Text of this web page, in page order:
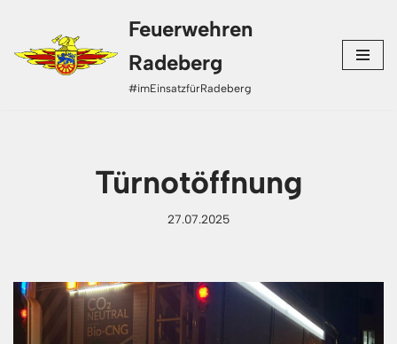
Zum
Inhalt
Feuerwehren
Radeberg
#imEinsatzfürRadeberg
Türnotöffnung
27.07.2025